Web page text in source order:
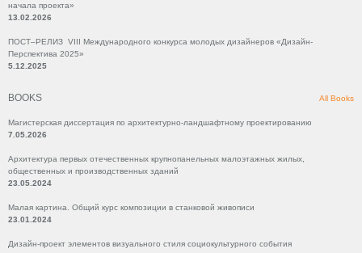
начала проекта»
13.02.2026
ПОСТ–РЕЛИЗ VIII Международного конкурса молодых дизайнеров «Дизайн-
Перспектива 2025»
5.12.2025
BOOKS All Books
Магистерская диссертация по архитектурно-ландшафтному проектированию
7.05.2026
Архитектура первых отечественных крупнопанельных малоэтажных жилых,
общественных и производственных зданий
23.05.2024
Малая картина. Общий курс композиции в станковой живописи
23.01.2024
Дизайн-проект элементов визуального стиля социокультурного события